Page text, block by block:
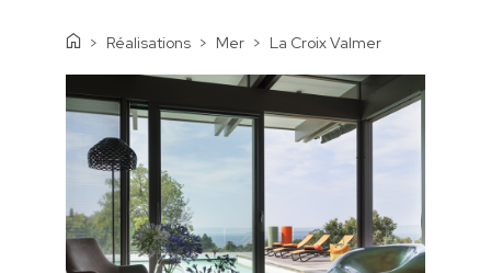
Réalisations Mer La Croix Valmer